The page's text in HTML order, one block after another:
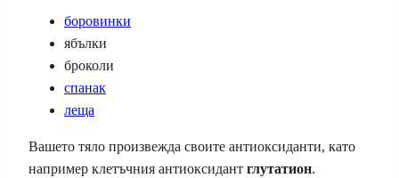
боровинки
ябълки
броколи
спанак
леща
Вашето тяло произвежда своите антиоксиданти, като
например клетъчния антиоксидант глутатион.